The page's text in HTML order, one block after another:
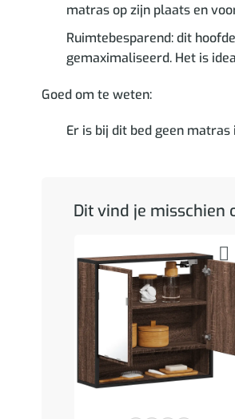
matras op zijn plaats en
Ruimtebesparend: dit
gemaximaliseerd. Het is
Goed om te weten:
Er is bij dit bed geen
Dit vind je misschien